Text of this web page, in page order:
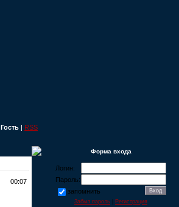
Гость | RSS
00:07
Форма входа
Логин:
Пароль:
запомнить
Забыл пароль Регистрация